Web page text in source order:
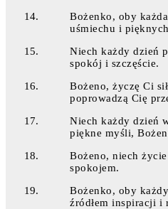
Bożenko, oby
uśmiechu i
Niech każdy dzień
spokój i szczęście.
Bożeno, życzę Ci
poprowadzą Cię
Niech każdy dzień
piękne myśli,
Bożeno, niech
spokojem.
Bożenko, oby
źródłem inspiracji i